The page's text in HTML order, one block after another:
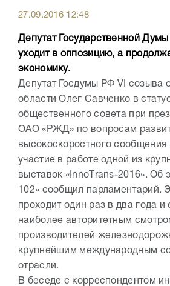
27.09.2016 12:48
Депутат Государственной
уходит в оппозицию, а
экономику.
Депутат Госдумы РФ VI созыва
области Олег Савченко в
общественного совета при
ОАО «РЖД» по вопросам
высокоскоростного сообщения
участие в работе одной из
выставок «InnoТrans-2016». Об
102» сообщил парламентарий.
проходит один раз в два года и
наиболее авторитетным
производителей
крупнейшим международным
отрасли.
В беседе с корреспондентом